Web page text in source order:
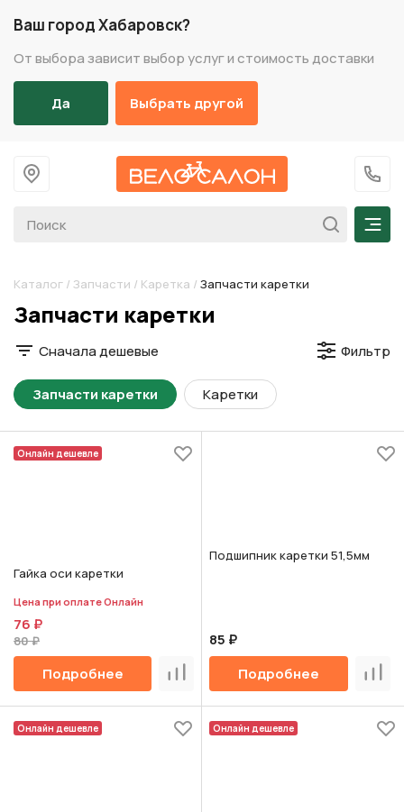
Ваш город Хабаровск?
От выбора зависит выбор услуг и стоимость доставки
Да Выбрать другой
На главную
+7
Каталог / Запчасти / Каретка / Запчасти каретки
Разделы каталога
Запчасти каретки
Сначала дешевые Фильтр
Запчасти каретки Каретки
Онлайн дешевле
Гайка оси каретки
Цена при оплате Онлайн
76 ₽
80 ₽
Подробнее Сравнить
Подшипник каретки 51,5мм
85 ₽
Подробнее
Онлайн дешевле Онлайн дешевле